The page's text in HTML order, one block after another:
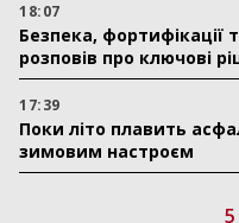
18:07
Безпека, фортифікації
розповів про ключові
17:39
Поки літо плавить
зимовим настроєм